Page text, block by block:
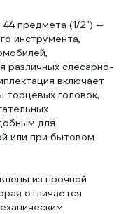
предмета (1/2") —
инструмента,
различных слесарно-
включает
головок,
для
или при бытовом
из прочной
отличается